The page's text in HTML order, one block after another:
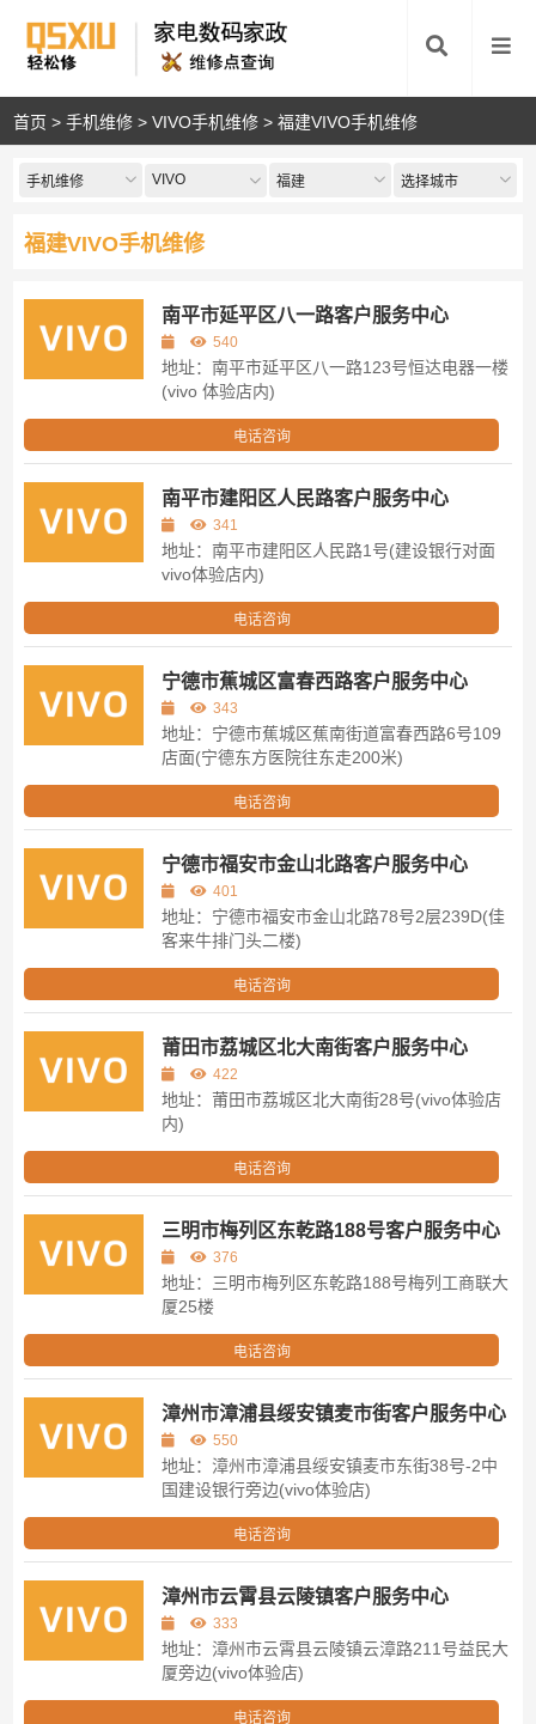
首页 >手机维修 >VIVO手机维修 >福建VIVO手机维修
手机维修 VIVO 福建 选择城市
福建VIVO手机维修
南平市延平区八一路客户服务中心
540
地址：南平市延平区八一路123号恒达电器一楼
(vivo 体验店内)
电话咨询
南平市建阳区人民路客户服务中心
341
地址：南平市建阳区人民路1号(建设银行对面
vivo体验店内)
电话咨询
宁德市蕉城区富春西路客户服务中心
343
地址：宁德市蕉城区蕉南街道富春西路6号109
店面(宁德东方医院往东走200米)
电话咨询
宁德市福安市金山北路客户服务中心
401
地址：宁德市福安市金山北路78号2层239D(佳
客来牛排门头二楼)
电话咨询
莆田市荔城区北大南街客户服务中心
422
地址：莆田市荔城区北大南街28号(vivo体验店
内)
电话咨询
三明市梅列区东乾路188号客户服务中心
376
地址：三明市梅列区东乾路188号梅列工商联大
厦25楼
电话咨询
漳州市漳浦县绥安镇麦市街客户服务中心
550
地址：漳州市漳浦县绥安镇麦市东街38号-2中
国建设银行旁边(vivo体验店)
电话咨询
漳州市云霄县云陵镇客户服务中心
333
地址：漳州市云霄县云陵镇云漳路211号益民大
厦旁边(vivo体验店)
电话咨询